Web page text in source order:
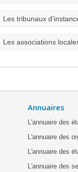
Les tribunaux
Les associations
Annuaires
L'annuaire des
L'annuaire des
L'annuaire des
L'annuaire des